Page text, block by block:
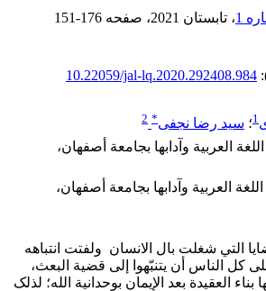
، تابستان 2021 ، صفحه 151-176
10.22059/jal-lq.2020.292408.984
1؛ سید رضا نجفی*
2
العربية وآدابها بجامعة أصفهان،
العربية وآدابها بجامعة أصفهان،
التي شغلت بال الانسان ولفتت انتباهه
کل الناس أن يتنبّهوا إلى قضية البعث،
بناء العقيدة بعد الإيمان بوحدانية الله؛ لذلک